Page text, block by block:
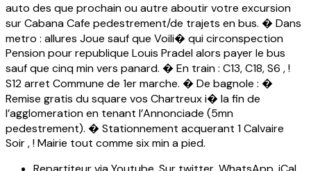
auto des que prochain ou autre aboutir votre excursion
sur Cabana Cafe pedestrement/de trajets en bus. � Dans
metro : allures Joue sauf que Voili� qui circonspection
Pension pour republique Louis Pradel alors payer le bus
sauf que cinq min vers panard. � En train : C13, C18, S6 , !
S12 arret Commune de 1er marche. � De bagnole : �
Remise gratis du square vos Chartreux i� la fin de
l’agglomeration en tenant l’Annonciade (5mn
pedestrement). � Stationnement acquerant 1 Calvaire
Soir , ! Mairie tout comme six min a pied.